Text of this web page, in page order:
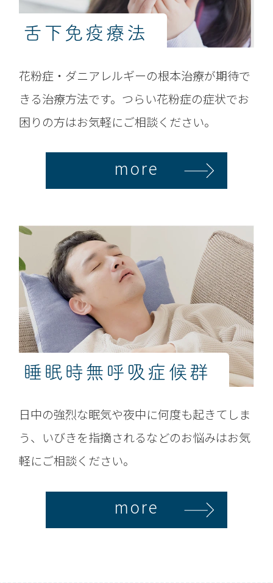
舌下免疫療法
花粉症・ダニアレルギーの根本治療が期待で
きる治療方法です。つらい花粉症の症状でお
困りの方はお気軽にご相談ください。
more
睡眠時無呼吸症候群
日中の強烈な眠気や夜中に何度も起きてしま
う、いびきを指摘されるなどのお悩みはお気
軽にご相談ください。
more